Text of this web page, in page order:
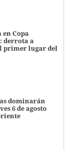
Copa
derrota a
primer lugar del
dominarán
6 de agosto